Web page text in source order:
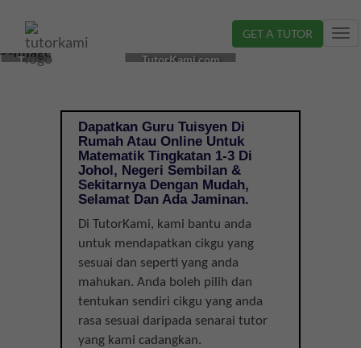
GET A TUTOR
CIKGU
TUISYEN
TINGKATAN
TutorKami.com
Dapatkan Guru Tuisyen Di
Rumah Atau Online Untuk
Matematik Tingkatan 1-3 Di
Johol, Negeri Sembilan &
Sekitarnya Dengan Mudah,
Selamat Dan Ada Jaminan.
Di TutorKami, kami bantu anda
untuk mendapatkan cikgu yang
sesuai dan seperti yang anda
mahukan. Anda boleh pilih dan
tentukan sendiri cikgu yang anda
rasa sesuai daripada senarai tutor
yang kami cadangkan.